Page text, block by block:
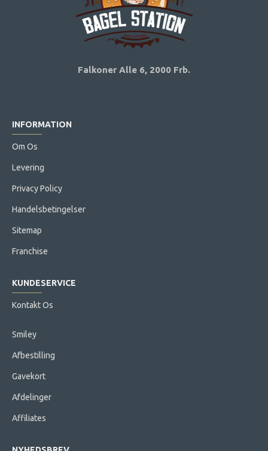
Falkoner Alle 6, 2000 Frb.
INFORMATION
Om Os
Levering
Privacy Policy
Handelsbetingelser
Sitemap
Franchise
KUNDESERVICE
Kontakt Os
Smiley
Afbestilling
Gavekort
Afdelinger
Affiliates